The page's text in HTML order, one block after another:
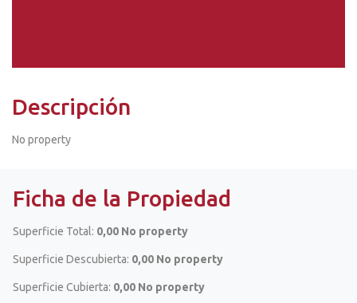
Descripción
No property
Ficha de la Propiedad
Superficie Total: 0,00 No property
Superficie Descubierta: 0,00 No property
Superficie Cubierta: 0,00 No property